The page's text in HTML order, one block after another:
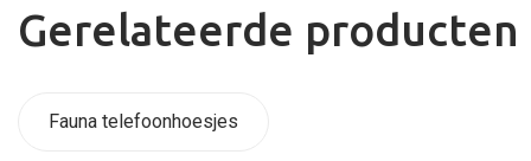
Gerelateerde producten
Fauna telefoonhoesjes